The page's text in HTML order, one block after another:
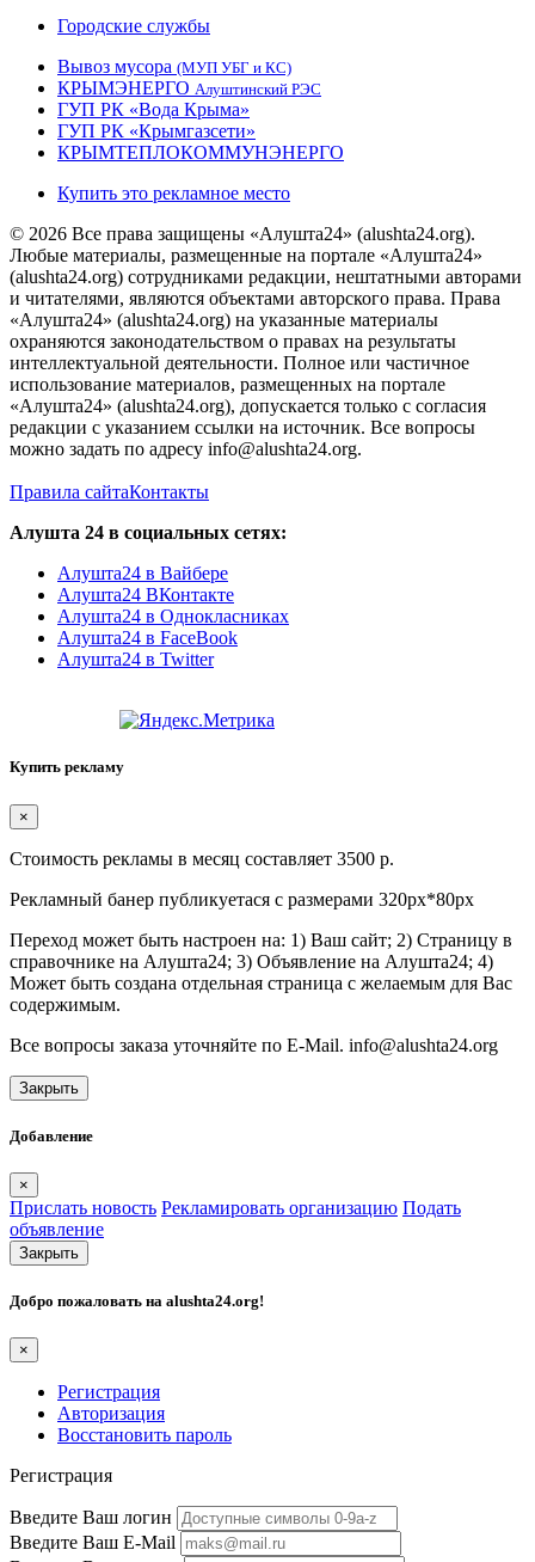
Городские службы
Вывоз мусора (МУП УБГ и КС)
КРЫМЭНЕРГО Алуштинский РЭС
ГУП РК «Вода Крыма»
ГУП РК «Крымгазсети»
КРЫМТЕПЛОКОММУНЭНЕРГО
Купить это рекламное место
© 2026 Все права защищены «Алушта24» (alushta24.org).
Любые материалы, размещенные на портале «Алушта24»
(alushta24.org) сотрудниками редакции, нештатными авторами
и читателями, являются объектами авторского права. Права
«Алушта24» (alushta24.org) на указанные материалы
охраняются законодательством о правах на результаты
интеллектуальной деятельности. Полное или частичное
использование материалов, размещенных на портале
«Алушта24» (alushta24.org), допускается только с согласия
редакции с указанием ссылки на источник. Все вопросы
можно задать по адресу info@alushta24.org.
Правила сайтаКонтакты
Алушта 24 в социальных сетях:
Алушта24 в Вайбере
Алушта24 ВКонтакте
Алушта24 в Однокласниках
Алушта24 в FaceBook
Алушта24 в Twitter
Купить рекламу
×
Стоимость рекламы в месяц составляет 3500 р.
Рекламный банер публикуетася с размерами 320px*80px
Переход может быть настроен на: 1) Ваш сайт; 2) Страницу в
справочнике на Алушта24; 3) Объявление на Алушта24; 4)
Может быть создана отдельная страница с желаемым для Вас
содержимым.
Все вопросы заказа уточняйте по E-Mail. info@alushta24.org
Закрыть
Добавление
×
Прислать новость Рекламировать организацию Подать
объявление
Закрыть
Добро пожаловать на alushta24.org!
×
Регистрация
Авторизация
Восстановить пароль
Регистрация
Введите Ваш логин
Введите Ваш E-Mail